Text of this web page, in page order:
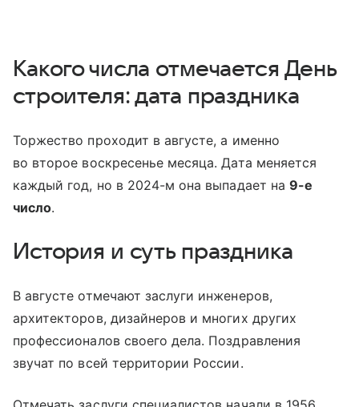
Какого числа отмечается День
строителя: дата праздника
Торжество проходит в августе, а именно
во второе воскресенье месяца. Дата меняется
каждый год, но в 2024-м она выпадает на 9-е
число.
История и суть праздника
В августе отмечают заслуги инженеров,
архитекторов, дизайнеров и многих других
профессионалов своего дела. Поздравления
звучат по всей территории России.